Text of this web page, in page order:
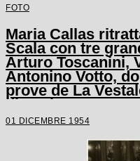
FOTO
Maria Callas
Scala con tre
Arturo Toscanini,
Antonino Votto,
prove de La
dicembre 1954
stagione lirica
01 DICEMBRE 1954